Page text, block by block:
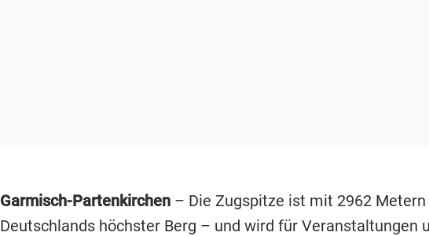
Garmisch-Partenkirchen– Die Zugspitze ist mit 2962 Metern
Deutschlands höchster Berg – und wird für Veranstaltungen